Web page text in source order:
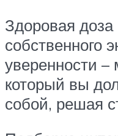
Здоровая
собственного
уверенности
который вы
собой, решая